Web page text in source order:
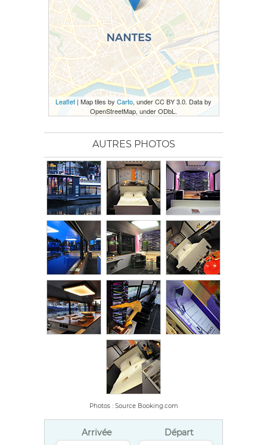
Leaflet | Map tiles by Carto, under CC BY 3.0. Data by
OpenStreetMap, under ODbL.
AUTRES PHOTOS
Photos : Source Booking.com
Arrivée Départ